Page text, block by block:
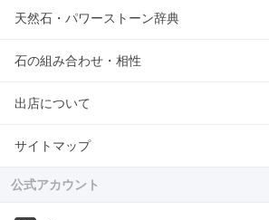
天然石・パワーストーン辞典
石の組み合わせ・相性
出店について
サイトマップ
公式アカウント